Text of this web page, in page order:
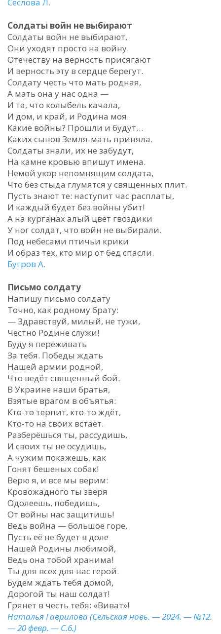
Солдаты войн не выбирают
Солдаты войн не выбирают,
Они уходят просто на войну.
Отечеству на верность присягают
И верность эту в сердце берегут.
Солдату честь что мать родная,
А мать она у нас одна —
И та, что колыбель качала,
И дом, и край, и Родина моя.
Какие войны? Прошли и будут…
Каких сынов Земля-мать приняла.
Солдаты знали, их не забудут,
На камне кровью впишут имена.
Немой укор непомнящим солдата,
Что без стыда глумятся у священных плит.
Пусть знают те: наступит час расплаты,
И каждый будет без войны убит!
А на курганах алый цвет гвоздики
У ног солдат, что войн не выбирали.
Под небесами птичьи крики
И образ тех, кто мир от бед спасли.
Бугров А.
Письмо солдату
Напишу письмо солдату
Точно, как родному брату:
— Здравствуй, милый, не тужи,
Честно Родине служи!
Буду я переживать
За тебя. Победы ждать
Нашей армии родной,
Что ведёт священный бой.
В Украине наши братья,
Взятые врагом в объятья:
Кто-то терпит, кто-то ждёт,
Кто-то на своих встаёт.
Разберёшься ты, рассудишь,
И своих ты не осудишь,
А чужим покажешь, как
Гонят бешеных собак!
Верю я, и все мы верим:
Кровожадного ты зверя
Одолеешь, победишь,
От войны нас защитишь!
Ведь война — большое горе,
Пусть её не будет в доле
Нашей Родины любимой,
Ведь она тобой хранима!
Ты для всех для нас герой.
Будем ждать тебя домой,
Дорогой ты наш солдат!
Грянет в честь тебя: «Виват»!
Наталья Гаврилова (Сельская новь. — 2024. — №12.
— 20 февр. — С.6.)